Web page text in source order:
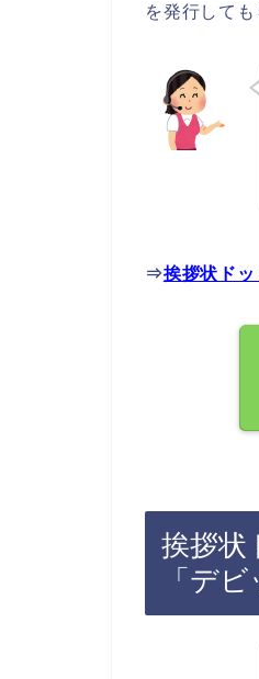
を発行して
⇒挨拶状ド
挨拶状
「デ